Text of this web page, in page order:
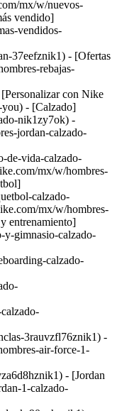
mx/w/nuevos-
vendido]
vendidos-
37eefznik1) - [Ofertas
rebajas-
con Nike
- [Calzado]
nik1zy7ok) -
jordan-calzado-
de-vida-calzado-
mx/w/hombres-
calzado-
mx/w/hombres-
entrenamiento]
gimnasio-calzado-
calzado-
3rauvzfl76znik1) -
air-force-1-
- [Jordan
1-calzado-